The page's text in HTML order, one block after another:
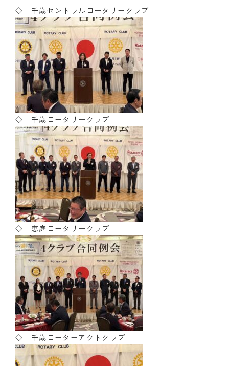
◇ 千歳セントラルロータリークラブ
◇ 千歳ロータリークラブ
◇ 恵庭ロータリークラブ
◇ 千歳ローターアクトクラブ